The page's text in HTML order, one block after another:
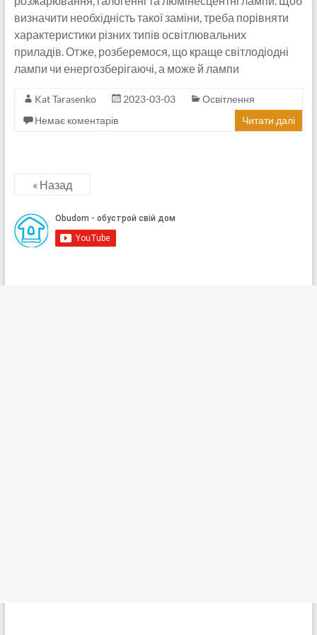
визначити необхідність такої заміни, треба порівняти
характеристики різних типів освітлювальних
приладів. Отже, розберемося, що краще світлодіодні
лампи чи енергозберігаючі, а може й лампи
Kat Tarasenko 2023-03-03
Освітлення
Немає коментарів
Читати далі
« Назад